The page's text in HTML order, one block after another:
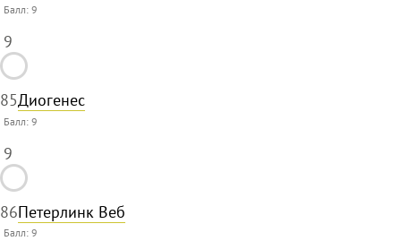
Балл:9
9
85Диогенес
Балл:9
9
86Петерлинк Веб
Балл:9